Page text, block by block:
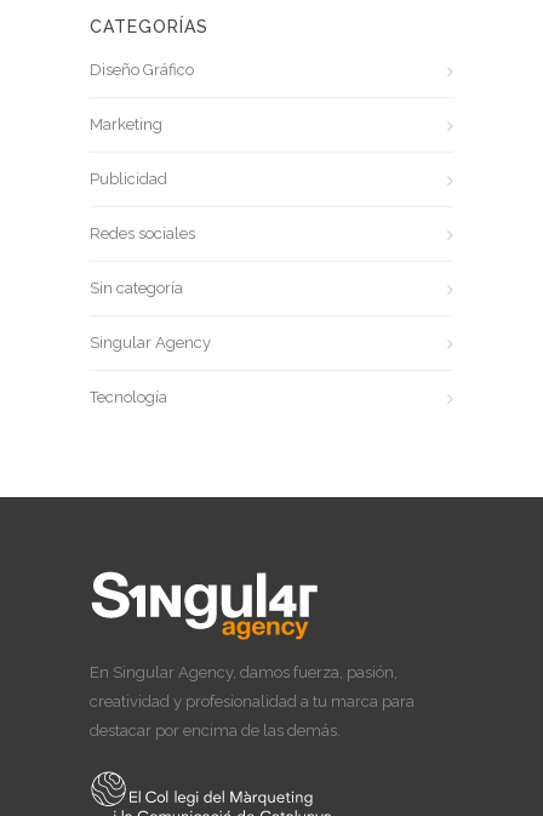
CATEGORÍAS
Diseño Gráfico
Marketing
Publicidad
Redes sociales
Sin categoría
Singular Agency
Tecnología
En Singular Agency, damos fuerza, pasión,
creatividad y profesionalidad a tu marca para
destacar por encima de las demás.